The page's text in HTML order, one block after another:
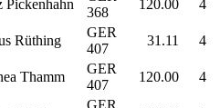
Pickenhahn
368
120.00 4
Rüthing
GER
407
31.11 4
Thamm
GER
407
120.00 4
GER